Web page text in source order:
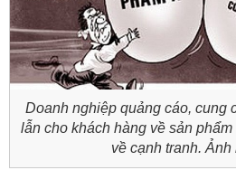
Doanh nghiệp quảng cáo, cung
lẫn cho khách hàng về sản
về cạnh tranh. Ảnh